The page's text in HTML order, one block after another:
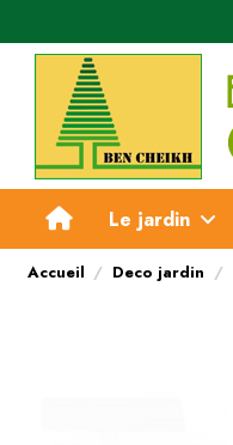
Le jardin
Accueil Deco jardin